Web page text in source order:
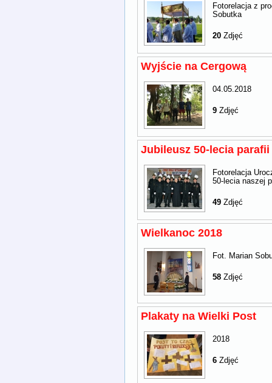
Fotorelacja z
Sobutka
20 Zdjęć
Wyjście na Cergową
04.05.2018
9 Zdjęć
Jubileusz 50-lecia parafii
Fotorelacja
50-lecia naszej
49 Zdjęć
Wielkanoc 2018
Fot. Marian
58 Zdjęć
Plakaty na Wielki Post
2018
6 Zdjęć